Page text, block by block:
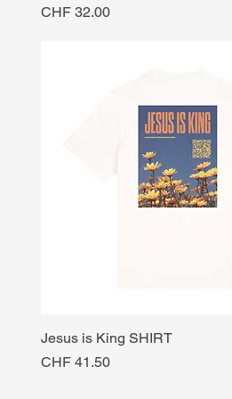
Preis
CHF 32.00
Jesus is King SHIRT
Preis
CHF 41.50